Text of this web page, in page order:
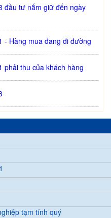
đầu tư nắm giữ đến ngày
- Hàng mua đang đi đường
phải thu của khách hàng
tạm tính quý